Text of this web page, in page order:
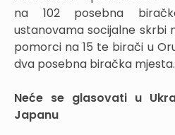
na 102 posebna
ustanovama socijalne skrbi
pomorci na 15 te birači u
dva posebna biračka mjesta.
Neće se glasovati u
Japanu